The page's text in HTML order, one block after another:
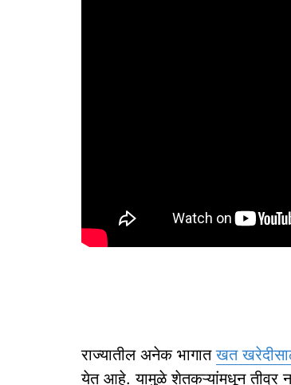
राज्यातील अनेक भागातखत
येत आहे. यामुळे शेतकऱ्यांमधून तीव्र